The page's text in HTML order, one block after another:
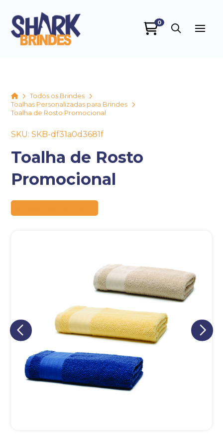
0
HomeTodos os Brindes
Toalhas Personalizadas para Brindes
Toalha de Rosto Promocional
SKU: SKB-df31a0d3681f
Toalha de Rosto
Promocional
SHARK BRINDES
online